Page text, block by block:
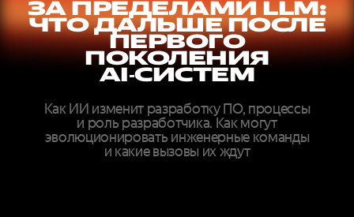
ЗА ПРЕДЕЛАМИ LLM:
ЧТО ДАЛЬШЕ ПОСЛЕ
ПЕРВОГО
ПОКОЛЕНИЯ
AI‑СИСТЕМ
Как ИИ изменит разработку ПО, процессы
и роль разработчика. Как могут
эволюционировать инженерные команды
и какие вызовы их ждут